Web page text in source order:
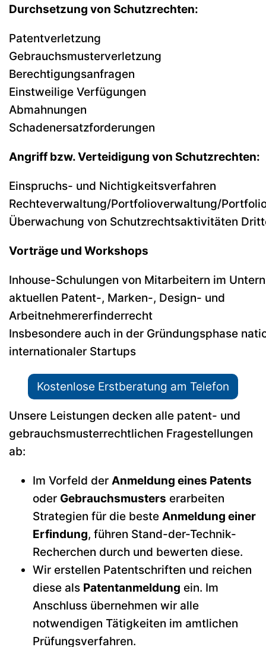
Durchsetzung von Schutzrechten:
Patentverletzung
Gebrauchsmusterverletzung
Berechtigungsanfragen
Einstweilige Verfügungen
Abmahnungen
Schadenersatzforderungen
Angriff bzw. Verteidigung von Schutzrechten:
Einspruchs- und Nichtigkeitsverfahren
Rechteverwaltung/Portfolioverwaltung/
Überwachung von Schutzrechtsaktivitäten
Vorträge und Workshops
Inhouse-Schulungen von Mitarbeitern im
aktuellen Patent-, Marken-, Design- und
Arbeitnehmererfinderrecht
Insbesondere auch in der Gründungsphase
internationaler Startups
Kostenlose Erstberatung am Telefon
Unsere Leistungen decken alle patent- und
gebrauchsmusterrechtlichen Fragestellungen
ab:
Im Vorfeld der Anmeldung eines Patents
oder Gebrauchsmusters erarbeiten
Strategien für die beste Anmeldung einer
Erfindung, führen Stand-der-Technik-
Recherchen durch und bewerten diese.
Wir erstellen Patentschriften und reichen
diese als Patentanmeldung ein. Im
Anschluss übernehmen wir alle
notwendigen Tätigkeiten im amtlichen
Prüfungsverfahren.